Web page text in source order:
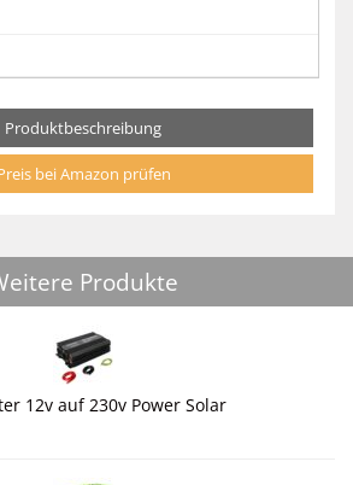
Produktbeschreibung
bei Amazon prüfen
Produkte
12v auf 230v Power Solar